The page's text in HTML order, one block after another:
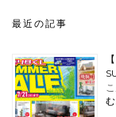
最近の記事